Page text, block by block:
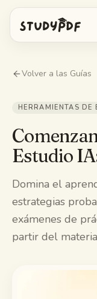
Funciones
Pregúntale a
Tarjetas con
Image
Exámenes de
Mapas
App móvil
Volver a las Guías
HERRAMIENTAS DE
Estudio
Domina el
estrategias
exámenes de
partir del